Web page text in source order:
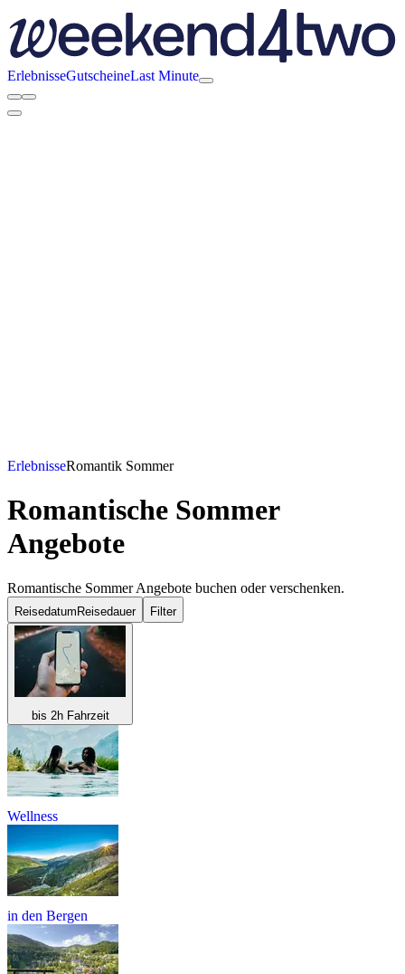
ErlebnisseGutscheineLast Minute
ErlebnisseRomantik Sommer
Romantische Sommer
Angebote
Romantische Sommer Angebote buchen oder verschenken.
Reisedatum Reisedauer Filter
bis 2h Fahrzeit
Wellness
in den Bergen